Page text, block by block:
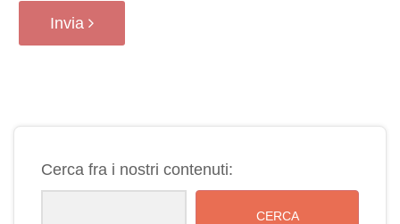
Invia
Cerca fra i nostri contenuti:
CERCA